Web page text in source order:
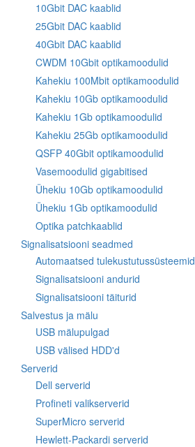
10Gbit DAC kaablid
25Gbit DAC kaablid
40Gbit DAC kaablid
CWDM 10Gbit optikamoodulid
Kahekiu 100Mbit optikamoodulid
Kahekiu 10Gb optikamoodulid
Kahekiu 1Gb optikamoodulid
Kahekiu 25Gb optikamoodulid
QSFP 40Gbit optikamoodulid
Vasemoodulid gigabitised
Ühekiu 10Gb optikamoodulid
Ühekiu 1Gb optikamoodulid
Optika patchkaablid
Signalisatsiooni seadmed
Automaatsed tulekustutussüsteemid
Signalisatsiooni andurid
Signalisatsiooni täiturid
Salvestus ja mälu
USB mälupulgad
USB välised HDD'd
Serverid
Dell serverid
Profineti valikserverid
SuperMicro serverid
Hewlett-Packardi serverid